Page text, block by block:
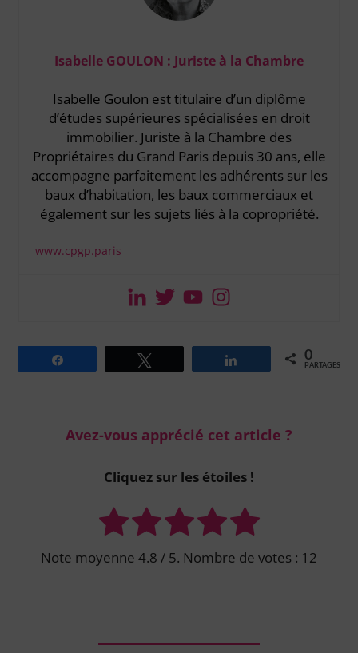
Isabelle GOULON : Juriste à la Chambre
Isabelle Goulon est titulaire d’un diplôme
d’études supérieures spécialisées en droit
immobilier. Juriste à la Chambre des
Propriétaires du Grand Paris depuis 30 ans, elle
accompagne parfaitement les adhérents sur les
baux d’habitation, les baux commerciaux et
également sur les sujets liés à la copropriété.
www.cpgp.paris
Partagez 0
PARTAGES
Avez-vous apprécié cet article ?
Cliquez sur les étoiles !
Note moyenne 4.8 / 5. Nombre de votes : 12